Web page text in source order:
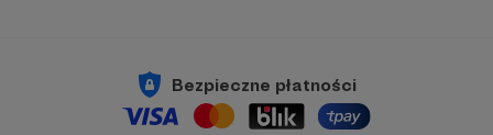
Bezpieczne płatności